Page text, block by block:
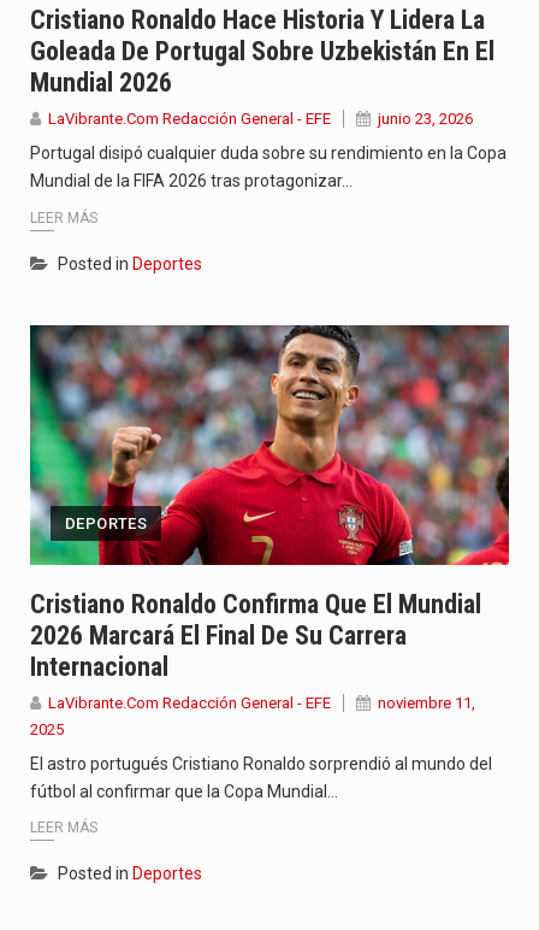
Cristiano Ronaldo Hace Historia Y Lidera La
Goleada De Portugal Sobre Uzbekistán En El
Mundial 2026
LaVibrante.Com Redacción General - EFE junio 23, 2026
Portugal disipó cualquier duda sobre su rendimiento en la Copa
Mundial de la FIFA 2026 tras protagonizar…
LEER MÁS
Posted in Deportes
DEPORTES
Cristiano Ronaldo Confirma Que El Mundial
2026 Marcará El Final De Su Carrera
Internacional
LaVibrante.Com Redacción General - EFE
noviembre 11,
2025
El astro portugués Cristiano Ronaldo sorprendió al mundo del
fútbol al confirmar que la Copa Mundial…
LEER MÁS
Posted in Deportes